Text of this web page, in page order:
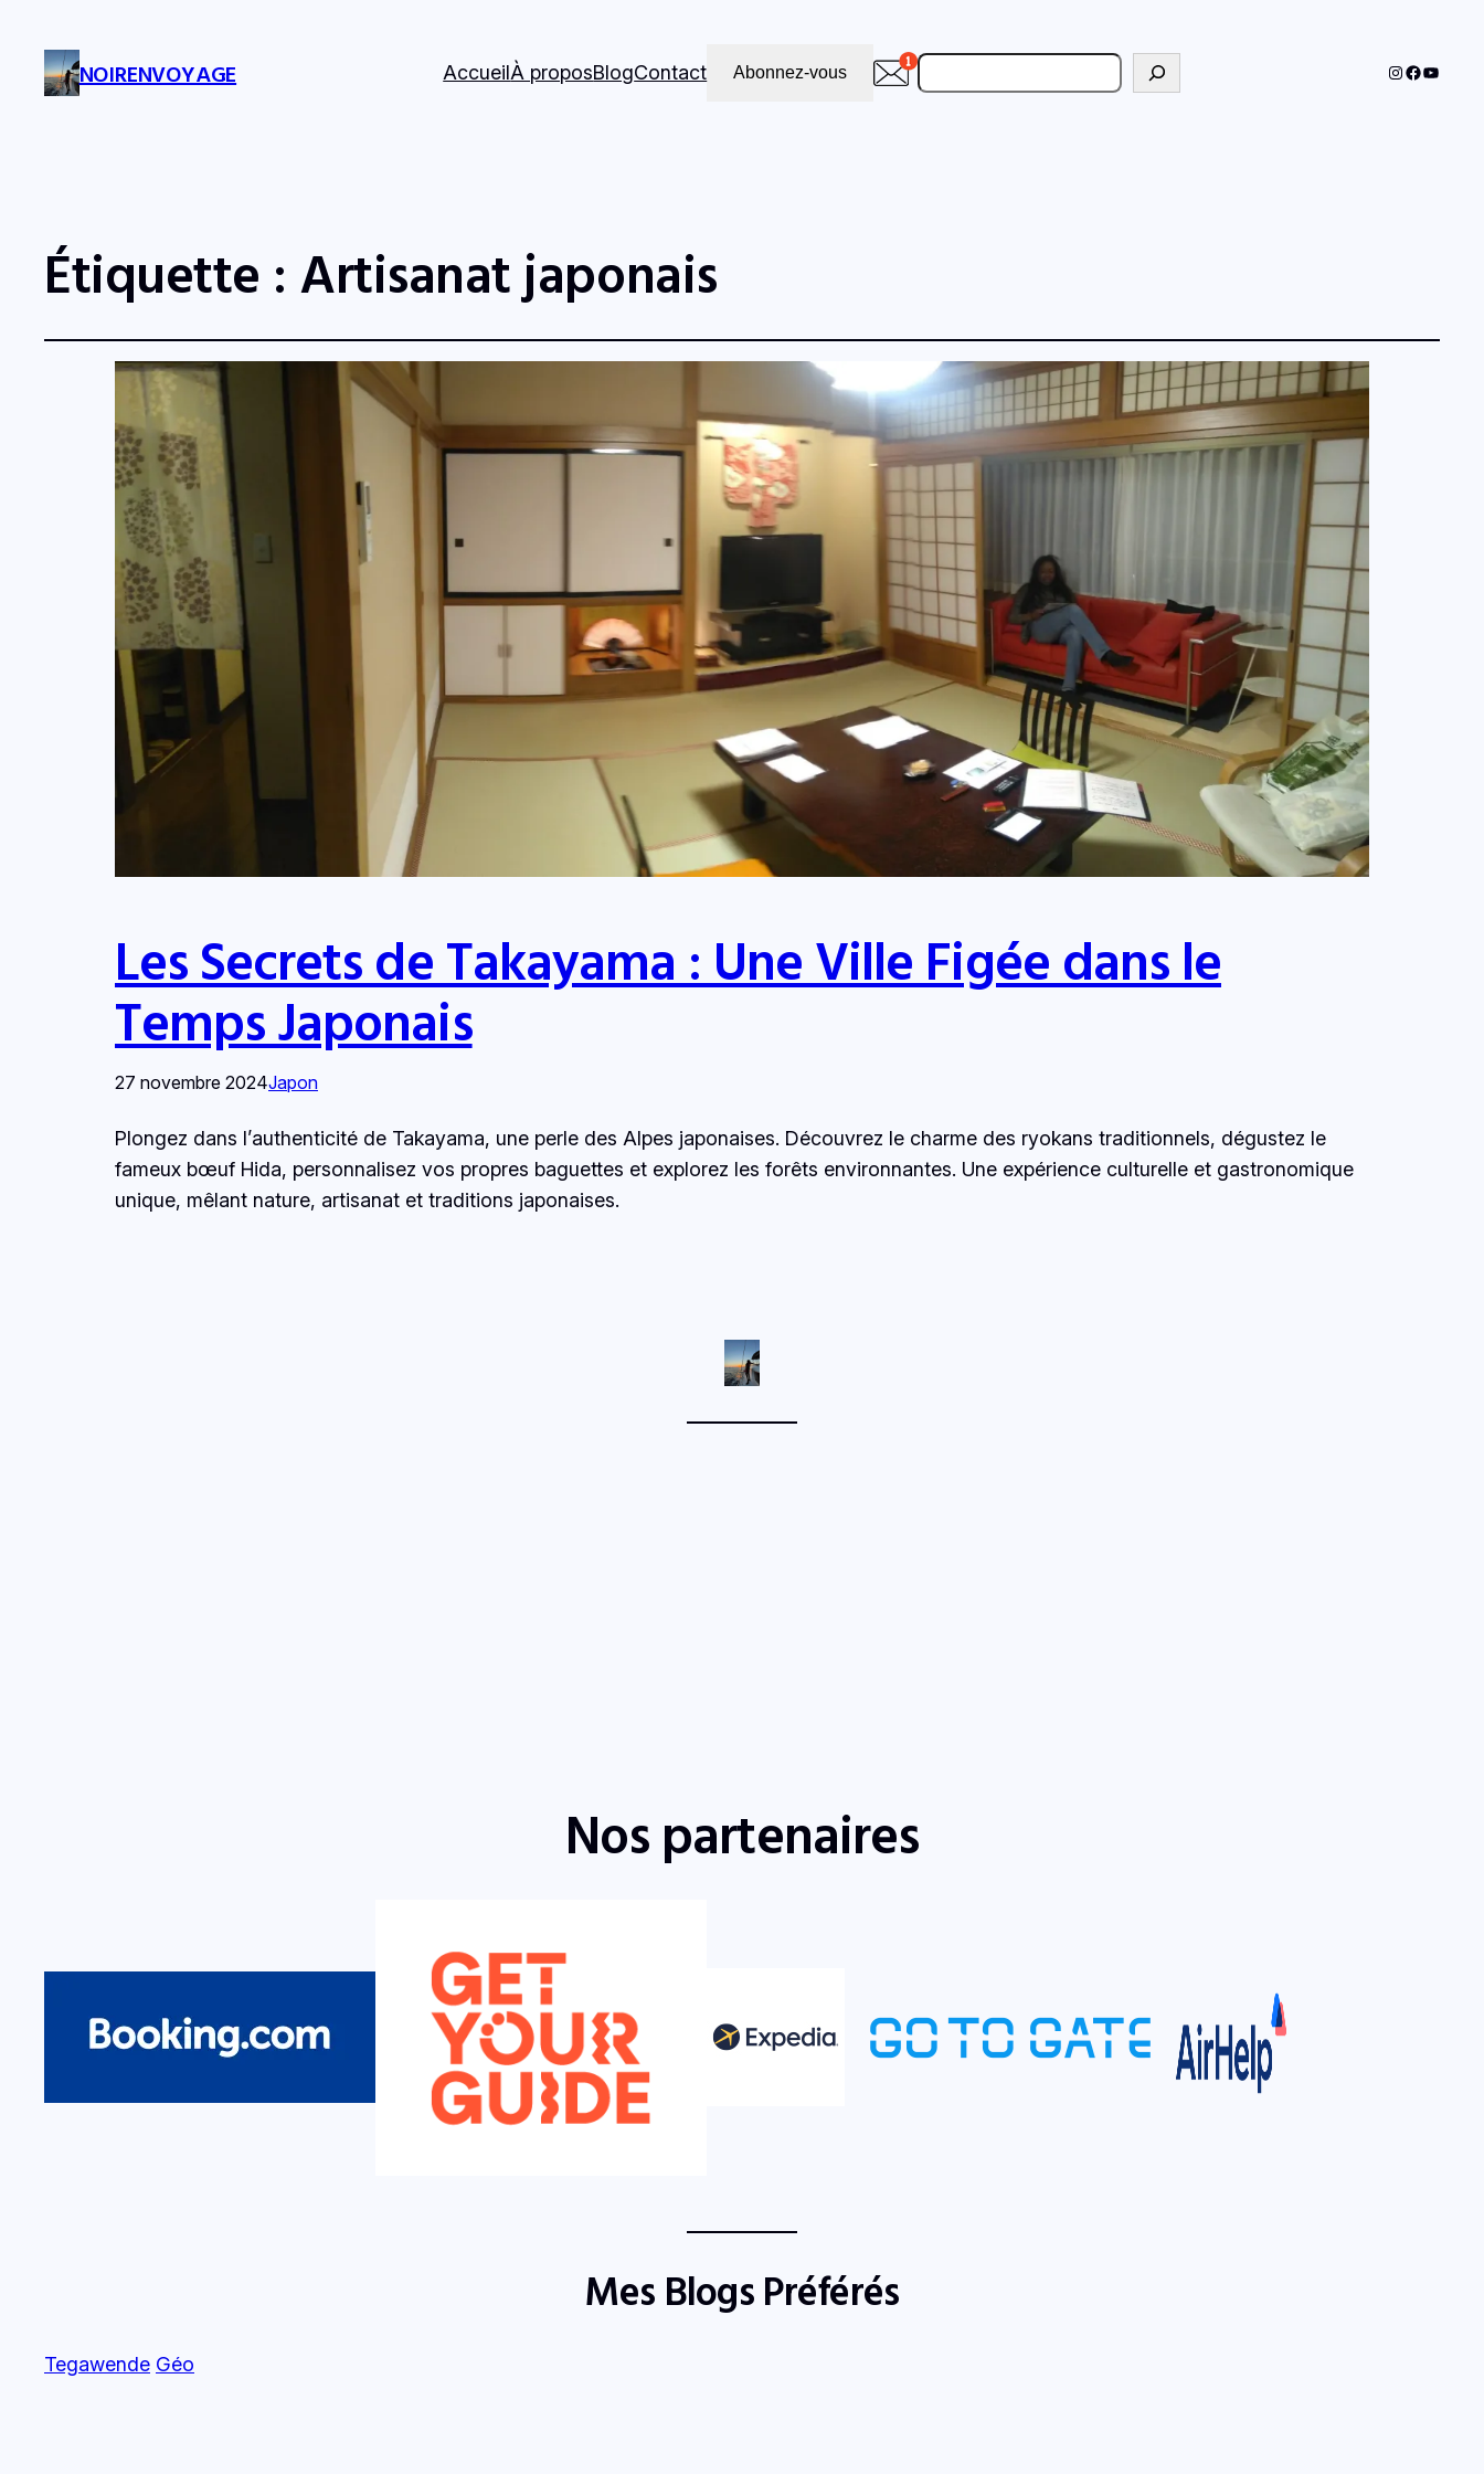
NOIRENVOYAGE AccueilÀ proposBlogContact Abonnez-vous Rechercher Instagram
Étiquette : Artisanat japonais
Les Secrets de Takayama : Une Ville Figée dans le
Temps Japonais
27 novembre 2024Japon
Plongez dans l’authenticité de Takayama, une perle des Alpes japonaises. Découvrez le charme des ryokans traditionnels, dégustez le
fameux bœuf Hida, personnalisez vos propres baguettes et explorez les forêts environnantes. Une expérience culturelle et gastronomique
unique, mêlant nature, artisanat et traditions japonaises.
Nos partenaires
Mes Blogs Préférés
Tegawende Géo